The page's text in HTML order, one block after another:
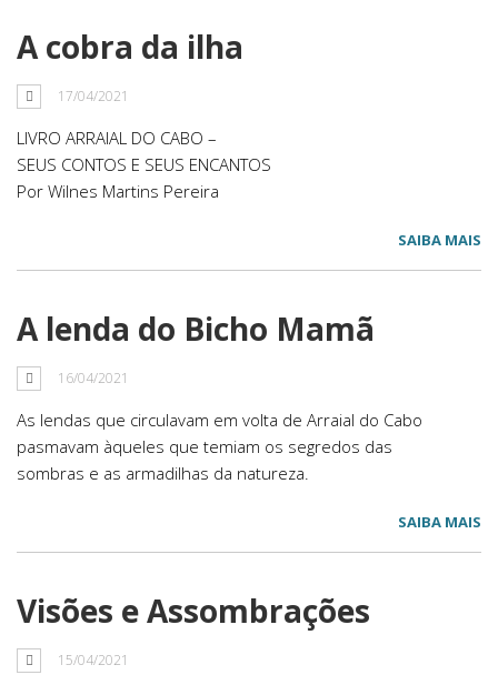
A cobra da ilha
17/04/2021
LIVRO ARRAIAL DO CABO –
SEUS CONTOS E SEUS ENCANTOS
Por Wilnes Martins Pereira
SAIBA MAIS
A lenda do Bicho Mamã
16/04/2021
As lendas que circulavam em volta de Arraial do Cabo
pasmavam àqueles que temiam os segredos das
sombras e as armadilhas da natureza.
SAIBA MAIS
Visões e Assombrações
15/04/2021